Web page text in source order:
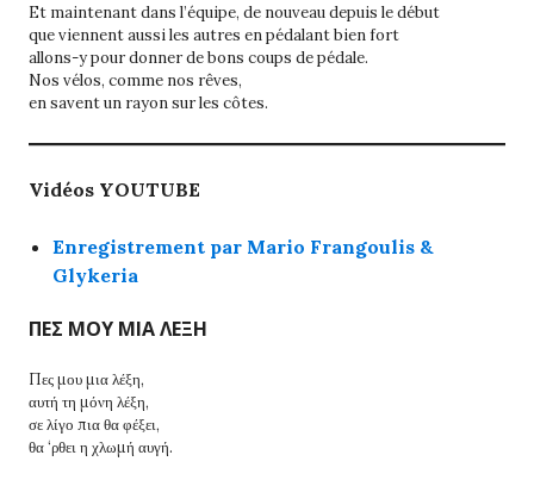
Et maintenant dans l’équipe, de nouveau depuis le début
que viennent aussi les autres en pédalant bien fort
allons-y pour donner de bons coups de pédale.
Nos vélos, comme nos rêves,
en savent un rayon sur les côtes.
Vidéos YOUTUBE
Enregistrement par Mario Frangoulis &
Glykeria
ΠΕΣ ΜΟΥ ΜΙΑ ΛΕΞΗ
Πες μου μια λέξη,
αυτή τη μόνη λέξη,
σε λίγο πια θα φέξει,
θα ‘ρθει η χλωμή αυγή.